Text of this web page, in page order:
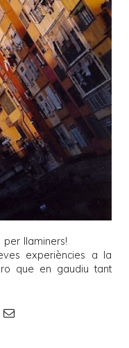
per llaminers!
experiències a la
que en gaudiu tant